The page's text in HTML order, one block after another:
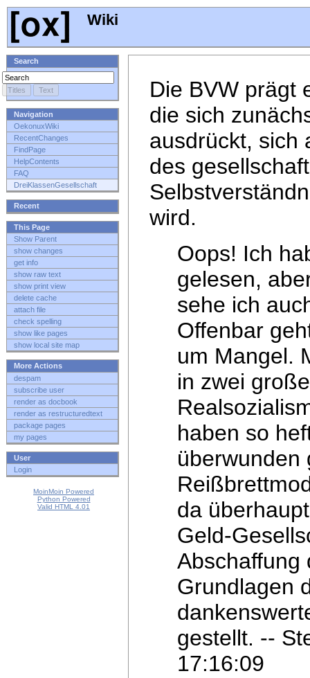
Wiki
Search
Navigation
OekonuxWiki
RecentChanges
FindPage
HelpContents
FAQ
DreiKlassenGesellschaft
Recent
This Page
Show Parent
show changes
get info
show raw text
show print view
delete cache
attach file
check spelling
show like pages
show local site map
More Actions
despam
subscribe user
render as docbook
render as restructuredtext
package pages
my pages
User
Login
MoinMoin Powered
Python Powered
Valid HTML 4.01
Die BVW prägt
die sich
ausdrückt, sich
des
wird.
Oops! Ich
gelesen,
sehe ich
Offenbar
um Mangel.
in zwei
haben so
überwunden
da
Geld-
Grundlagen
gestellt. --
17:16:09